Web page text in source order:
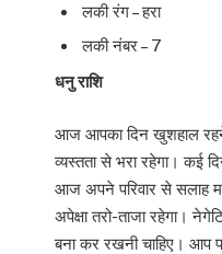
लकी रंग – हरा
लकी नंबर – 7
धनु राशि
आज आपका दिन खुशहाल रहने
व्यस्तता से भरा रहेगा। कई
आज अपने परिवार से सलाह
अपेक्षा तरो-ताजा रहेगा।
बना कर रखनी चाहिए। आप